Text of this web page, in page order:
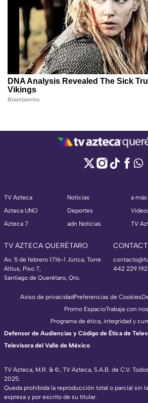
TV Azteca
Azteca UNO
Azteca 7
Noticias
Deportes
adn Noticias
a más
TV
TV AZTECA QUERÉTARO
Av. 5 de febrero 1716-1 Júrica, Torre
Altius, Piso 7,
Santiago de Querétaro, Qro.
442 229
TV Azteca, M.R. & ©, TV Azteca, S.A.B. de C.V.
2025.
Queda prohibida la reproducción total o parcial sin
expresa y por escrito de su titular.
Aviso de privacidadPreferencias de Cookies
Promo EspacioTrabaja con
Programa de ética, integridad y
Defensor de Audiencias y Código de Ética de
Televisora del Valle de México